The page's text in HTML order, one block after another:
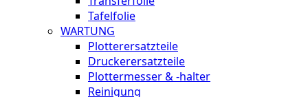
Tafelfolie
WARTUNG
Plotterersatzteile
Druckerersatzteile
Plottermesser & -halter
Reinigung